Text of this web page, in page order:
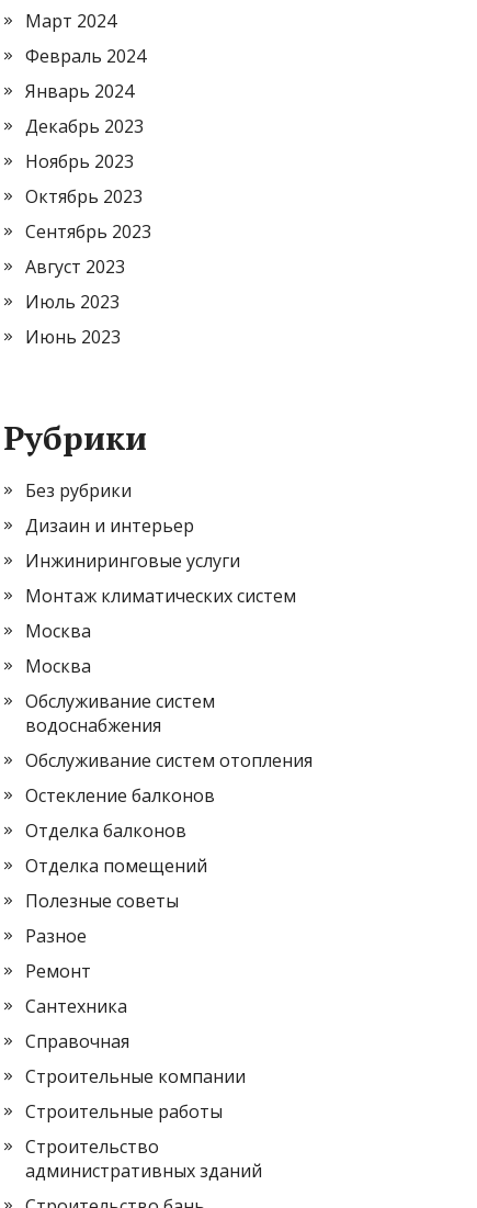
Март 2024
Февраль 2024
Январь 2024
Декабрь 2023
Ноябрь 2023
Октябрь 2023
Сентябрь 2023
Август 2023
Июль 2023
Июнь 2023
Рубрики
Без рубрики
Дизаин и интерьер
Инжиниринговые услуги
Монтаж климатических систем
Москва
Москва
Обслуживание систем
водоснабжения
Обслуживание систем отопления
Остекление балконов
Отделка балконов
Отделка помещений
Полезные советы
Разное
Ремонт
Сантехника
Справочная
Строительные компании
Строительные работы
Строительство
административных зданий